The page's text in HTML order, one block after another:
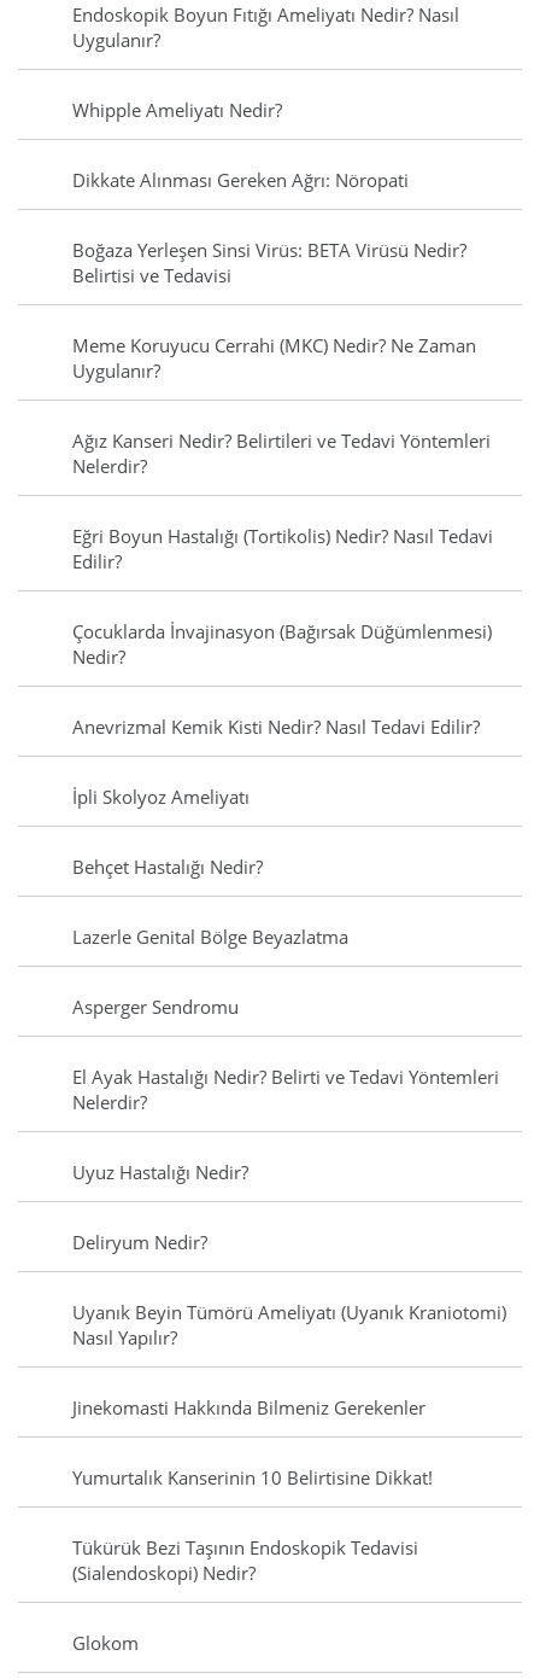
Endoskopik Boyun Fıtığı Ameliyatı Nedir? Nasıl
Uygulanır?
Whipple Ameliyatı Nedir?
Dikkate Alınması Gereken Ağrı: Nöropati
Boğaza Yerleşen Sinsi Virüs: BETA Virüsü Nedir?
Belirtisi ve Tedavisi
Meme Koruyucu Cerrahi (MKC) Nedir? Ne Zaman
Uygulanır?
Ağız Kanseri Nedir? Belirtileri ve Tedavi Yöntemleri
Nelerdir?
Eğri Boyun Hastalığı (Tortikolis) Nedir? Nasıl Tedavi
Edilir?
Çocuklarda İnvajinasyon (Bağırsak Düğümlenmesi)
Nedir?
Anevrizmal Kemik Kisti Nedir? Nasıl Tedavi Edilir?
İpli Skolyoz Ameliyatı
Behçet Hastalığı Nedir?
Lazerle Genital Bölge Beyazlatma
Asperger Sendromu
El Ayak Hastalığı Nedir? Belirti ve Tedavi Yöntemleri
Nelerdir?
Uyuz Hastalığı Nedir?
Deliryum Nedir?
Uyanık Beyin Tümörü Ameliyatı (Uyanık Kraniotomi)
Nasıl Yapılır?
Jinekomasti Hakkında Bilmeniz Gerekenler
Yumurtalık Kanserinin 10 Belirtisine Dikkat!
Tükürük Bezi Taşının Endoskopik Tedavisi
(Sialendoskopi) Nedir?
Glokom